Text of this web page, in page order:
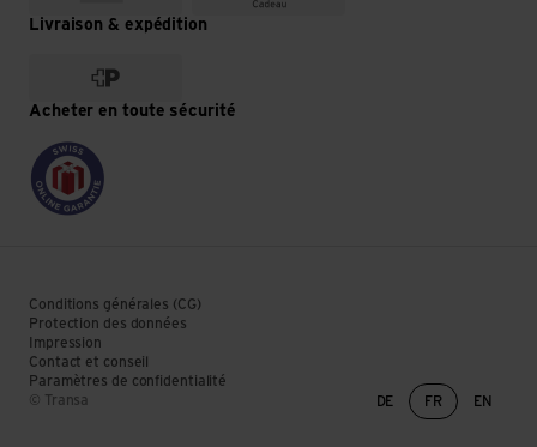
Livraison & expédition
Acheter en toute sécurité
© Transa
Conditions générales (CG)
Protection des données
Impression
Contact et conseil
Paramètres de confidentialité
Changement de
DE FR EN